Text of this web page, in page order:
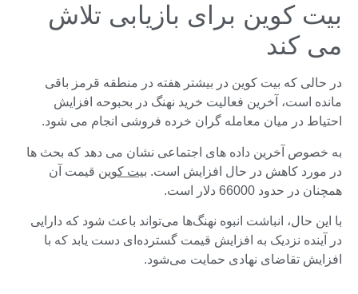
بیت کوین برای بازیابی تلاش
می کند
در حالی که بیت کوین در بیشتر هفته در منطقه قرمز باقی
مانده است، آخرین فعالیت خرید نهنگ در بحبوحه افزایش
احتیاط در میان معامله گران خرده فروشی انجام می شود.
به خصوص آخرین داده های اجتماعی نشان می دهد که بحث ها
در مورد کاهش در حال افزایش است. بیت کوین قیمت آن
همچنان در حدود 66000 دلار است.
با این حال، انباشت انبوه نهنگ‌ها می‌تواند باعث شود که دارایی
در آینده نزدیک به افزایش قیمت گسترده‌ای دست یابد که با
افزایش تقاضای نهادی حمایت می‌شود.